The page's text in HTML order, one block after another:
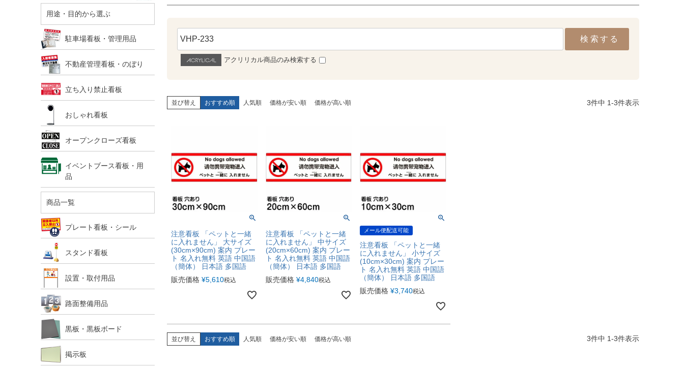
用途・目的から選ぶ
駐車場看板・管理用品
不動産管理看板・のぼり
立ち入り禁止看板
おしゃれ看板
オープンクローズ看板
イベントブース看板・用
品
商品一覧
プレート看板・シール
スタンド看板
設置・取付用品
路面整備用品
黒板・黒板ボード
掲示板
検索する
アクリリカル商品のみ検索する
並び替え おすすめ順 人気順 価格が安い順 価格が高い順 3件中 1-3件表示
注意看板 「ペットと一緒
に入れません」 大サイズ
(30cm×90cm) 案内 プレー
ト 名入れ無料 英語 中国語
（簡体） 日本語 多国語
販売価格 ¥5,610税込
注意看板 「ペットと一緒
に入れません」 中サイズ
(20cm×60cm) 案内 プレー
ト 名入れ無料 英語 中国語
（簡体） 日本語 多国語
販売価格 ¥4,840税込
メール便配送可能
注意看板 「ペットと一緒
に入れません」 小サイズ
(10cm×30cm) 案内 プレー
ト 名入れ無料 英語 中国語
（簡体） 日本語 多国語
販売価格 ¥3,740税込
並び替え おすすめ順 人気順 価格が安い順 価格が高い順 3件中 1-3件表示